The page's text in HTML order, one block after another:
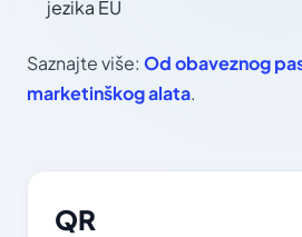
jezika EU
Saznajte više: Od obaveznog
marketinškog alata.
QR